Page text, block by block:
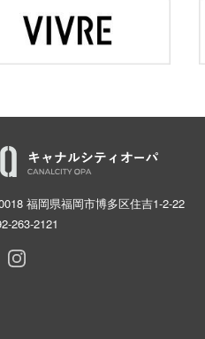
福岡県福岡市博多区住吉1-2-22
263-2121